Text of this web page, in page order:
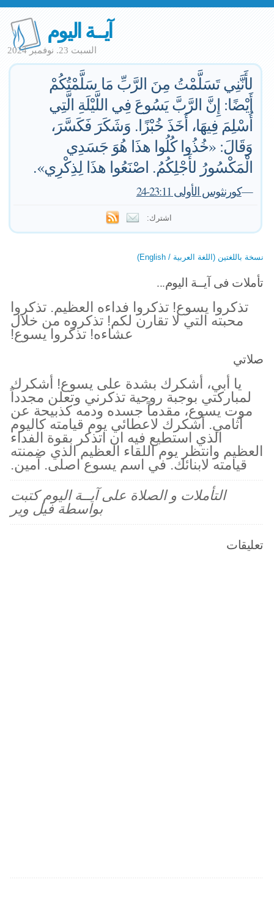
آيــة اليوم
السبت 23. نوفمبر 2024
لأَنَّنِي تَسَلَّمْتُ مِنَ الرَّبِّ مَا سَلَّمْتُكُمْ
أَيْضًا: إِنَّ الرَّبَّ يَسُوعَ فِي اللَّيْلَةِ الَّتِي
أُسْلِمَ فِيهَا، أَخَذَ خُبْزًا. وَشَكَرَ فَكَسَّرَ،
وَقَالَ: «خُذُوا كُلُوا هذَا هُوَ جَسَدِي
الْمَكْسُورُ لأَجْلِكُمُ. اصْنَعُوا هذَا لِذِكْرِي».
—كورنثوس الأولى 23:11-24
اشترك:
نسخة باللغتين (اللغة العربية / English)
تأملات فى آيــة اليوم...
تذكروا يسوع! تذكروا فداءه العظيم. تذكروا
محبته التي لا تقارن لكم! تذكروه من خلال
عشاءه! تذكروا يسوع!
صلاتي
يا أبي، أشكرك بشدة على يسوع! أشكرك
لمباركتي بوجبة روحية تذكرني وتعلن مجدداً
موت يسوع، مقدماً جسده ودمه كذبيحة عن
آثامي. أشكرك لاعطائي يوم قيامته كاليوم
الذي استطيع فيه ان اتذكر بقوة الفداء
العظيم وانتظر يوم اللقاء العظيم الذي ضمنته
قيامته لابنائك. في اسم يسوع اصلى. آمين.
التأملات و الصلاة على آيــة اليوم كتبت
بواسطة فيل وير
تعليقات